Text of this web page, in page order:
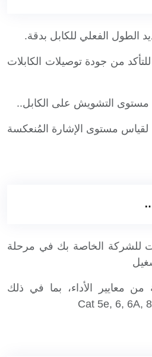
الطول الفعلي للكابل بدقة.
من جودة توصيلات الكابلات
مستوى التشويش على الكابل..
لقياس مستوى الإشارة المُنعكسة
للشركة الخاصة بك في مرحلة
معايير الأداء، بما في ذلك